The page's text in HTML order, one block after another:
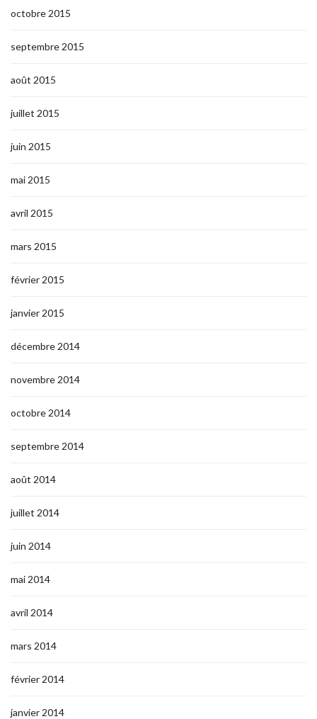
octobre 2015
septembre 2015
août 2015
juillet 2015
juin 2015
mai 2015
avril 2015
mars 2015
février 2015
janvier 2015
décembre 2014
novembre 2014
octobre 2014
septembre 2014
août 2014
juillet 2014
juin 2014
mai 2014
avril 2014
mars 2014
février 2014
janvier 2014